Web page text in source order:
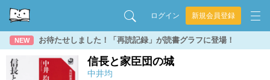
ログイン 新規会員登録
NEW お待たせしました！「再読記録」が読書グラフに登場！
信長と家臣団の城
中井均